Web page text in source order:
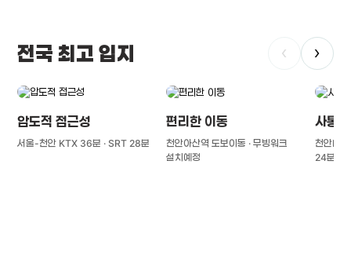
전국 최고 입지 ‹ ›
압도적 접근성
서울-천안 KTX 36분 · SRT 28분
편리한 이동
천안아산역 도보이동 · 무빙워크
설치예정
사통
천안IC(
24분